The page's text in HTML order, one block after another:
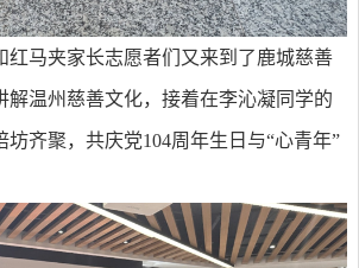
红马夹家长志愿者们又来到了鹿城慈善
解温州慈善文化，接着在李沁凝同学的
坊齐聚，共庆党104周年生日与“心青年”